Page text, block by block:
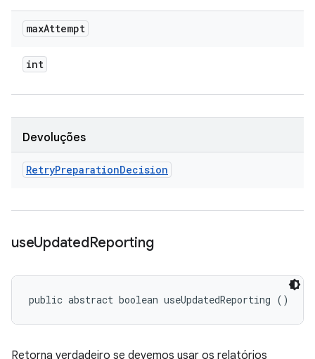
maxAttempt
int
Devoluções
RetryPreparationDecision
useUpdatedReporting
public abstract boolean useUpdatedReporting ()
Retorna verdadeiro se devemos usar os relatórios